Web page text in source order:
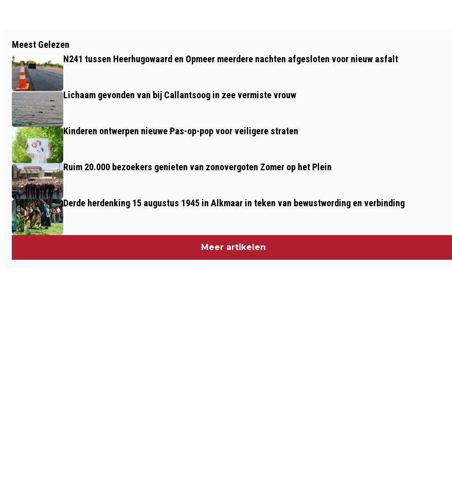
ROXANE KNETEMANN OPENT
KAASMARKT OP WERELD FIETSDAG
IN OUDORP
Meest Gelezen
N241 tussen Heerhugowaard en Opmeer meerdere nachten afgesloten voor nieuw asfalt
Lichaam gevonden van bij Callantsoog in zee vermiste vrouw
Kinderen ontwerpen nieuwe Pas-op-pop voor veiligere straten
Ruim 20.000 bezoekers genieten van zonovergoten Zomer op het Plein
Derde herdenking 15 augustus 1945 in Alkmaar in teken van bewustwording en verbinding
Meer artikelen